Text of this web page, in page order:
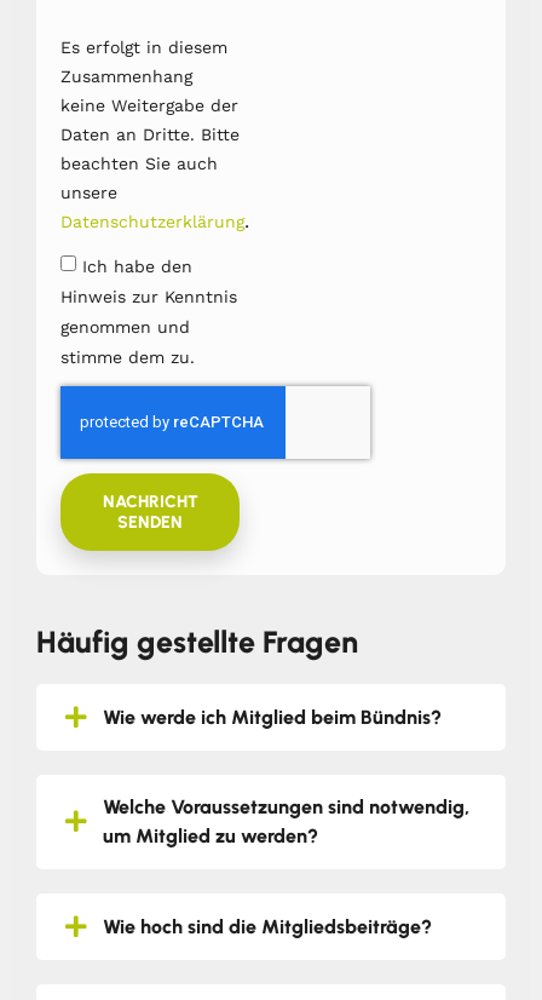
Es erfolgt in diesem
Zusammenhang
keine Weitergabe der
Daten an Dritte. Bitte
beachten Sie auch
unsere
Datenschutzerklärung.
Ich habe den
Hinweis zur Kenntnis
genommen und
stimme dem zu.
NACHRICHT
SENDEN
Häufig gestellte Fragen
Wie werde ich Mitglied beim Bündnis?
Welche Voraussetzungen sind notwendig,
um Mitglied zu werden?
Wie hoch sind die Mitgliedsbeiträge?